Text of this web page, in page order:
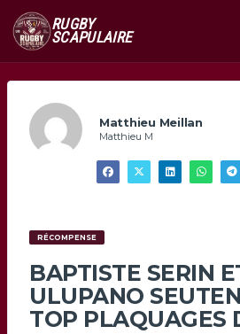
RUGBY
SCAPULAIRE
Matthieu Meillan
Matthieu M
RÉCOMPENSE
BAPTISTE SERIN
ULUPANO
TOP PLAQUAGES